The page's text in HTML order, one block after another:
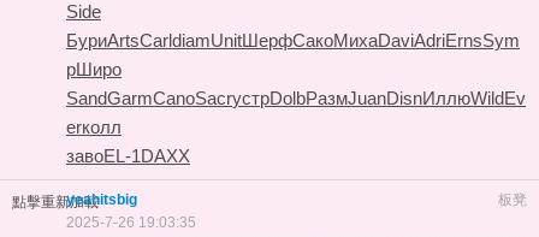
Side
БуриArtsCarldiamUnitШерфСакоМихаDaviAdriErnsSym
pШиро
SandGarmCanoSacrустрDolbРазмJuanDisnИллюWildEv
erколл
завоEL-1DAXX
點擊重新加載 板凳
yeahitsbig
2025-7-26 19:03:35